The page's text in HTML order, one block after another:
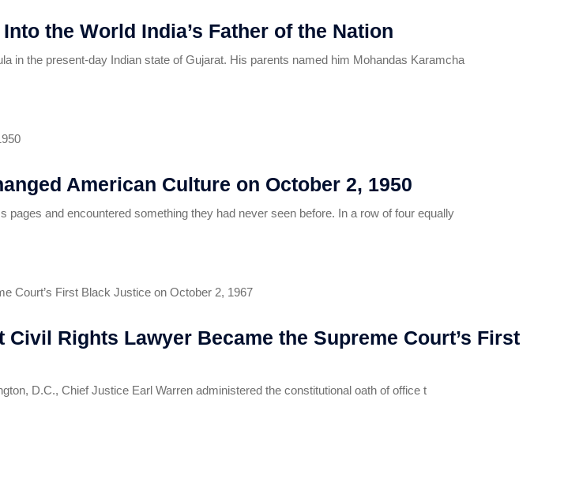
the World India’s Father of the Nation
in the present-day Indian state of Gujarat. His parents named him Mohandas Karamcha
American Culture on October 2, 1950
and encountered something they had never seen before. In a row of four equally
Rights Lawyer Became the Supreme Court’s First
D.C., Chief Justice Earl Warren administered the constitutional oath of office t